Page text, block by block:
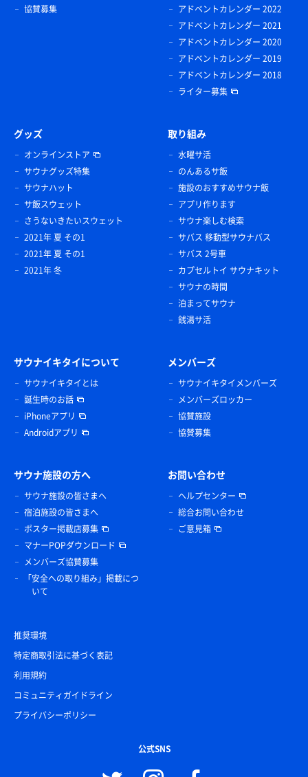
協賛募集
アドベントカレンダー 2022
アドベントカレンダー 2021
アドベントカレンダー 2020
アドベントカレンダー 2019
アドベントカレンダー 2018
ライター募集
グッズ
オンラインストア
サウナグッズ特集
サウナハット
サ飯スウェット
さうないきたいスウェット
2021年 夏 その1
2021年 夏 その1
2021年 冬
取り組み
水曜サ活
のんあるサ飯
施設のおすすめサウナ飯
アプリ作ります
サウナ楽しむ検索
サバス 移動型サウナバス
サバス 2号車
カプセルトイ サウナキット
サウナの時間
泊まってサウナ
銭湯サ活
サウナイキタイについて
サウナイキタイとは
誕生時のお話
iPhoneアプリ
Androidアプリ
メンバーズ
サウナイキタイメンバーズ
メンバーズロッカー
協賛施設
協賛募集
サウナ施設の方へ
サウナ施設の皆さまへ
宿泊施設の皆さまへ
ポスター掲載店募集
マナーPOPダウンロード
メンバーズ協賛募集
「安全への取り組み」掲載につ
いて
お問い合わせ
ヘルプセンター
総合お問い合わせ
ご意見箱
推奨環境
特定商取引法に基づく表記
利用規約
コミュニティガイドライン
プライバシーポリシー
公式SNS